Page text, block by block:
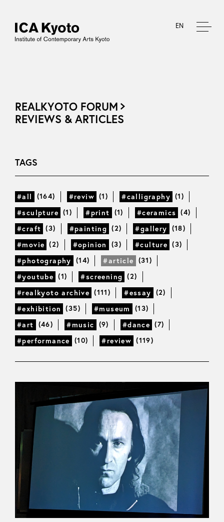
EN
REALKYOTO FORUM
REVIEWS & ARTICLES
TAGS
#all (164) #reviw (1) #calligraphy (1)
#sculpture (1) #print (1) #ceramics (4)
#craft (3) #painting (2) #gallery
(18)
#movie (2) #opinion (3) #culture (3)
#photography
(14) #article
(31)
#youtube (1) #screening (2)
#realkyoto archive (111) #essay
(2)
#exhibition
(35) #museum
(13)
#art
(46) #music (9) #dance (7)
#performance
(10) #review (119)